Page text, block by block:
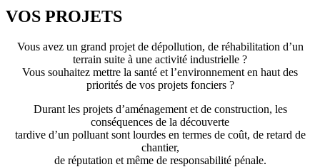
VOS PROJETS
Vous avez un grand projet de dépollution, de réhabilitation d’un
terrain suite à une activité industrielle ?
Vous souhaitez mettre la santé et l’environnement en haut des
priorités de vos projets fonciers ?
Durant les projets d’aménagement et de construction, les
conséquences de la découverte
tardive d’un polluant sont lourdes en termes de coût, de retard de
chantier,
de réputation et même de responsabilité pénale.